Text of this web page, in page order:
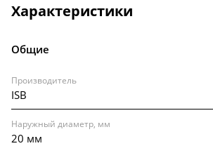
Характеристики
Общие
Производитель
ISB
Наружный диаметр, мм
20 мм